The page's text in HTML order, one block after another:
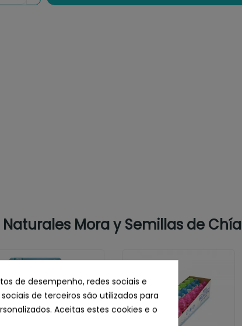
Mora y Semillas de Chía
de desempenho, redes sociais e
de terceiros são utilizados para
Aceitas estes cookies e o